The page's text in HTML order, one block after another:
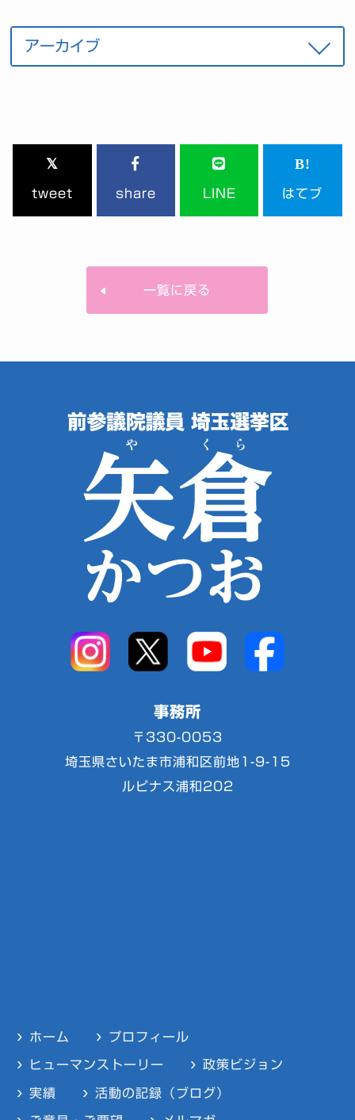
tweet share LINE はてブ
一覧に戻る
事務所
〒330-0053
埼玉県さいたま市浦和区前地1-9-15
ルピナス浦和202
ホーム プロフィール
ヒューマンストーリー 政策ビジョン
実績 活動の記録（ブログ）